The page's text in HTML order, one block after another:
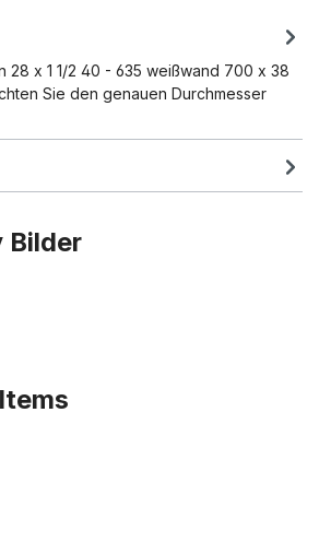
28 x 1 1/2 40 - 635 weißwand 700 x 38
Sie den genauen Durchmesser
Bilder